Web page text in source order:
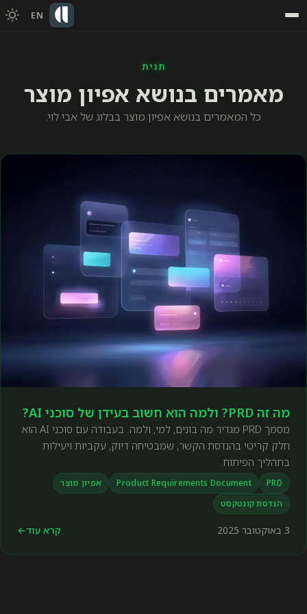
EN
תגית
מאמרים בנושא אפיון מוצר
כל המאמרים בנושא אפיון מוצר בבלוג של אבי לוי.
מה זה PRD? ולמה הוא חשוב בעידן של סוכני AI?
מסמך PRD מגדיר מה בונים, למי, ולמה. בעבודה עם סוכני AI הוא
חלק קריטי בהנדסת הקשר, שמבטיחה דיוק, עקביות ויעילות
בתהליך הפיתוח.
PRD
Product Requirements Document
אפיון מוצר
הנדסת קונטקסט
3 באוקטובר 2025 קרא עוד←